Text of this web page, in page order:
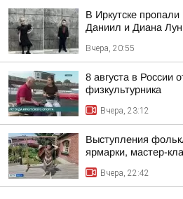
В Иркутске
Даниил и Диана
Вчера, 20:55
8 августа в России
физкультурника
Вчера, 23:12
Выступления
ярмарки, мастер-
Вчера, 22:42